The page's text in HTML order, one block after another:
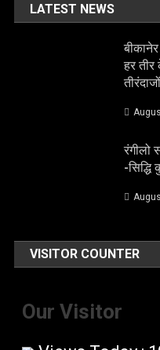
LATEST NEWS
हर तीर
रंगीलो
-सिद्धि
VISITOR COUNTER
Our Visitor